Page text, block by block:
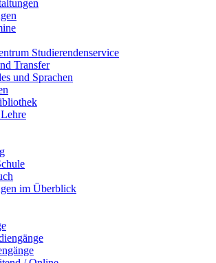
Studierendenservice
Transfer
und Sprachen
im Überblick